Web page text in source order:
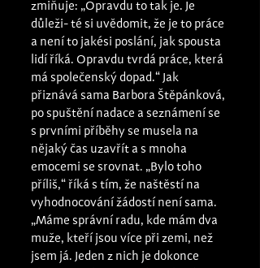
zmiňuje: „Opravdu to tak je. Je
důleži- té si uvědomit, že je to práce
a není to jakési poslání, jak spousta
lidí říká. Opravdu tvrdá práce, která
má společenský dopad.“ Jak
přiznává sama Barbora Štěpánková,
po spuštění nadace a seznámení se
s prvními příběhy se musela na
nějaký čas uzavřít a s mnoha
emocemi se srovnat. „Bylo toho
příliš,“ říká s tím, že naštěstí na
vyhodnocování žádostí není sama.
„Máme správní radu, kde mám dva
muže, kteří jsou více při zemi, než
jsem já. Jeden z nich je dokonce